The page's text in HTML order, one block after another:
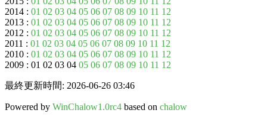
2014 : 01 02 03 04 05 06 07 08 09 10 11 12
2013 : 01 02 03 04 05 06 07 08 09 10 11 12
2012 : 01 02 03 04 05 06 07 08 09 10 11 12
2011 : 01 02 03 04 05 06 07 08 09 10 11 12
2010 : 01 02 03 04 05 06 07 08 09 10 11 12
2009 : 01 02 03 04 05 06 07 08 09 10 11 12
最終更新時間: 2026-06-26 03:46
Powered by WinChalow1.0rc4 based on chalow